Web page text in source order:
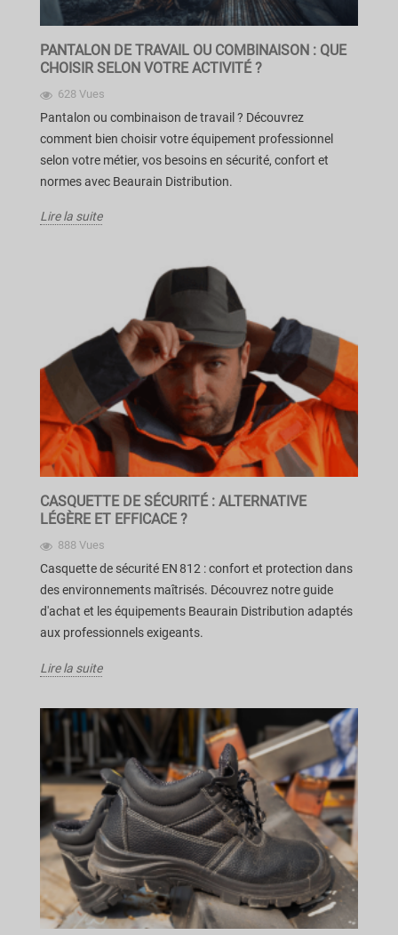
PANTALON DE TRAVAIL OU COMBINAISON : QUE
CHOISIR SELON VOTRE ACTIVITÉ ?
628 Vues
Pantalon ou combinaison de travail ? Découvrez
comment bien choisir votre équipement professionnel
selon votre métier, vos besoins en sécurité, confort et
normes avec Beaurain Distribution.
Lire la suite
CASQUETTE DE SÉCURITÉ : ALTERNATIVE
LÉGÈRE ET EFFICACE ?
888 Vues
Casquette de sécurité EN 812 : confort et protection dans
des environnements maîtrisés. Découvrez notre guide
d'achat et les équipements Beaurain Distribution adaptés
aux professionnels exigeants.
Lire la suite